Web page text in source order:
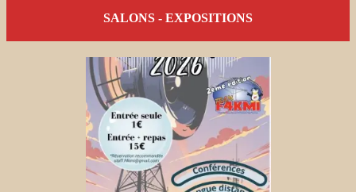
SALONS - EXPOSITIONS